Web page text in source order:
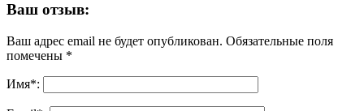
Ваш отзыв:
Ваш адрес email не будет опубликован. Обязательные поля
помечены *
Имя*: